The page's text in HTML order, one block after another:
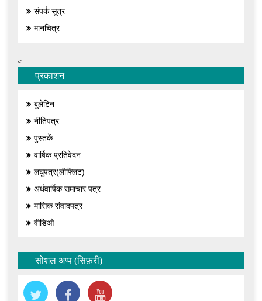
संपर्क सूत्र
मानचित्र
<
प्रकाशन
बुलेटिन
नीतिपत्र
पुस्तकें
वार्षिक प्रतिवेदन
लघुपत्र(लीफ्लिट)
अर्धवार्षिक समाचार पत्र
मासिक संवादपत्र
वीडिओ
सोशल अप्प (सिफ़री)